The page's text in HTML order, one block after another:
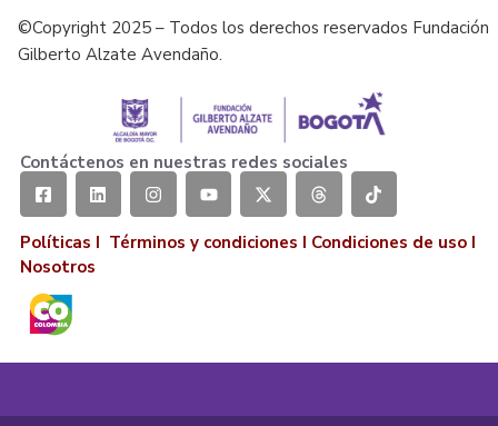
©Copyright 2025 – Todos los derechos reservados Fundación
Gilberto Alzate Avendaño.
Contáctenos en nuestras redes sociales
Políticas I Términos y condiciones I Condiciones de uso I
Nosotros